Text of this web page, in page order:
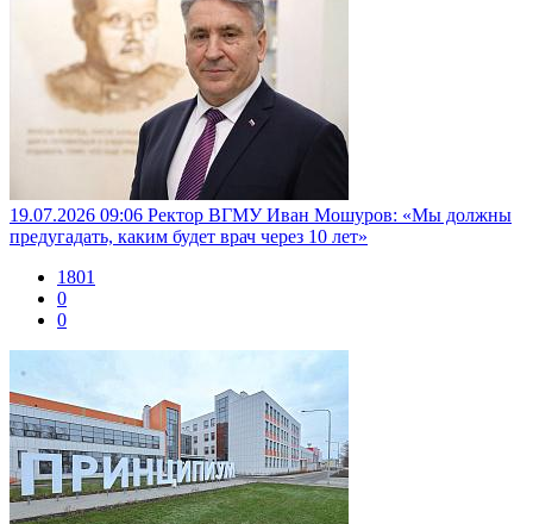
19.07.2026 09:06 Ректор ВГМУ Иван Мошуров: «Мы должны
предугадать, каким будет врач через 10 лет»
1801
0
0